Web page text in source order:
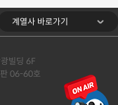
(7/1)계열사 바로가기
빌딩 6F
06-60호